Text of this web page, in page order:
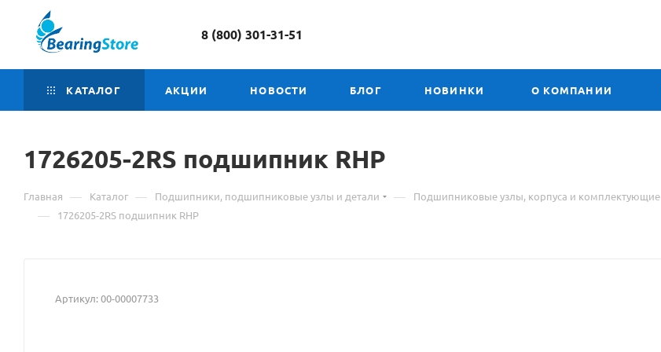
8 (800) 301-31-51
КАТАЛОГ АКЦИИ НОВОСТИ БЛОГ НОВИНКИ О КОМПАНИИ
1726205-2RS подшипник Материал
о
RHP
Главная — Каталог — Подшипники, подшипниковые узлы и детали — Подшипниковые узлы, корпуса и комплектующие
— 1726205-2RS подшипник RHP
Артикул:00-00007733